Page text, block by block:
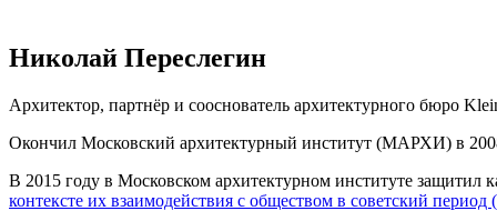
Николай Переслегин
Архитектор, партнёр и сооснователь архитектурного бюро
Окончил Московский архитектурный институт (МАРХИ) в
В 2015 году в Московском архитектурном институте защитил
контексте их взаимодействия с обществом в советский период